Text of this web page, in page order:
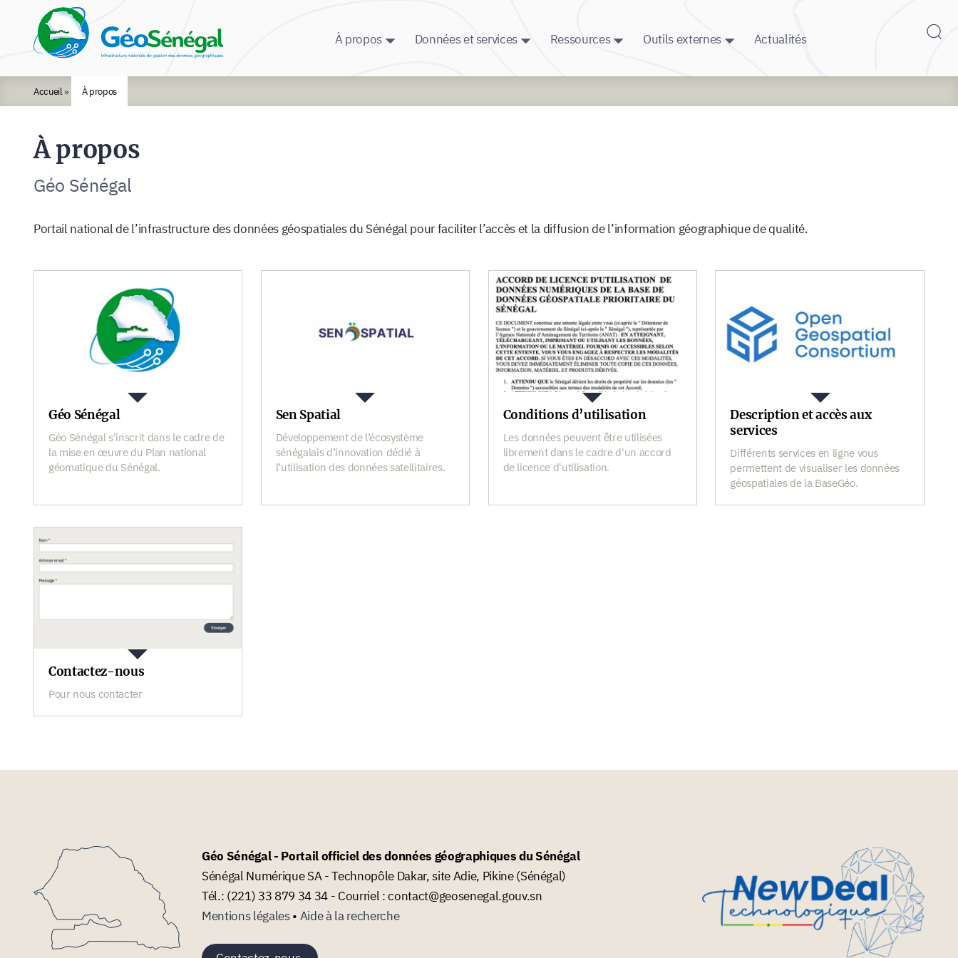
À propos Données et services Ressources Outils externes Actualités
Rechercher :
Accueil» À propos
À propos
Géo Sénégal
Portail national de l’infrastructure des données géospatiales du Sénégal pour faciliter l’accès et la diffusion de l’information géographique de qualité.
Géo Sénégal
Géo Sénégal s'inscrit dans le cadre de
la mise en œuvre du Plan national
géomatique du Sénégal.
Sen Spatial
Développement de l’écosystème
sénégalais d’innovation dédié à
l’utilisation des données satellitaires.
Conditions d’utilisation
Les données peuvent être utilisées
librement dans le cadre d'un accord
de licence d'utilisation.
Description et accès aux
services
Différents services en ligne vous
permettent de visualiser les données
géospatiales de la BaseGéo.
Contactez-nous
Pour nous contacter
Géo Sénégal - Portail officiel des données géographiques du Sénégal
Sénégal Numérique SA - Technopôle Dakar, site Adie, Pikine (Sénégal)
Tél.: (221) 33 879 34 34 - Courriel : contact@geosenegal.gouv.sn
Mentions légales• Aide à la recherche